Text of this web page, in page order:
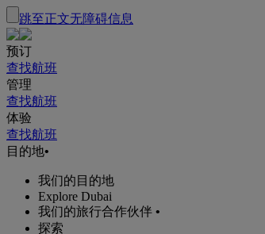
跳至正文无障碍信息
预订
查找航班
管理
查找航班
体验
查找航班
目的地•
我们的目的地
Explore Dubai
我们的旅行合作伙伴 •
探索